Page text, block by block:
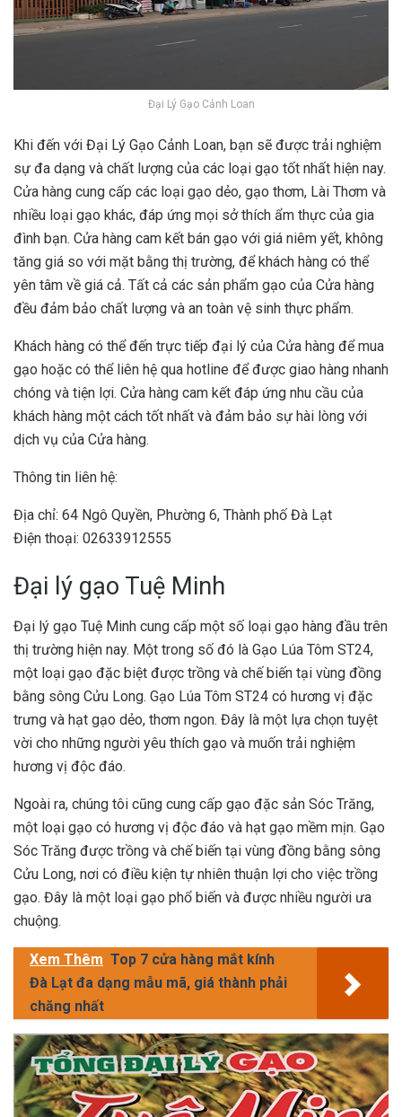
Đại Lý Gạo Cảnh Loan
Khi đến với Đại Lý Gạo Cảnh Loan, bạn sẽ được trải nghiệm
sự đa dạng và chất lượng của các loại gạo tốt nhất hiện nay.
Cửa hàng cung cấp các loại gạo dẻo, gạo thơm, Lài Thơm và
nhiều loại gạo khác, đáp ứng mọi sở thích ẩm thực của gia
đình bạn. Cửa hàng cam kết bán gạo với giá niêm yết, không
tăng giá so với mặt bằng thị trường, để khách hàng có thể
yên tâm về giá cả. Tất cả các sản phẩm gạo của Cửa hàng
đều đảm bảo chất lượng và an toàn vệ sinh thực phẩm.
Khách hàng có thể đến trực tiếp đại lý của Cửa hàng để mua
gạo hoặc có thể liên hệ qua hotline để được giao hàng nhanh
chóng và tiện lợi. Cửa hàng cam kết đáp ứng nhu cầu của
khách hàng một cách tốt nhất và đảm bảo sự hài lòng với
dịch vụ của Cửa hàng.
Thông tin liên hệ:
Địa chỉ: 64 Ngô Quyền, Phường 6, Thành phố Đà Lạt
Điện thoại: 02633912555
Đại lý gạo Tuệ Minh
Đại lý gạo Tuệ Minh cung cấp một số loại gạo hàng đầu trên
thị trường hiện nay. Một trong số đó là Gạo Lúa Tôm ST24,
một loại gạo đặc biệt được trồng và chế biến tại vùng đồng
bằng sông Cửu Long. Gạo Lúa Tôm ST24 có hương vị đặc
trưng và hạt gạo dẻo, thơm ngon. Đây là một lựa chọn tuyệt
vời cho những người yêu thích gạo và muốn trải nghiệm
hương vị độc đáo.
Ngoài ra, chúng tôi cũng cung cấp gạo đặc sản Sóc Trăng,
một loại gạo có hương vị độc đáo và hạt gạo mềm mịn. Gạo
Sóc Trăng được trồng và chế biến tại vùng đồng bằng sông
Cửu Long, nơi có điều kiện tự nhiên thuận lợi cho việc trồng
gạo. Đây là một loại gạo phổ biến và được nhiều người ưa
chuộng.
Xem Thêm Top 7 cửa hàng mắt kính
Đà Lạt đa dạng mẫu mã, giá thành phải
chăng nhất